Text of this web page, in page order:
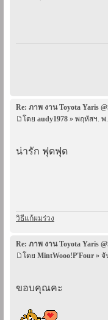
Re: ภาพ งาน Toyota Yaris
โดย audy1978 » พฤหัสฯ. พ.
น่ารัก ฟุดฟุด
วิธีแก้ผมร่วง
Re: ภาพ งาน Toyota Yaris
โดย MintWooo!P'Four » จั
ขอบคุณคะ